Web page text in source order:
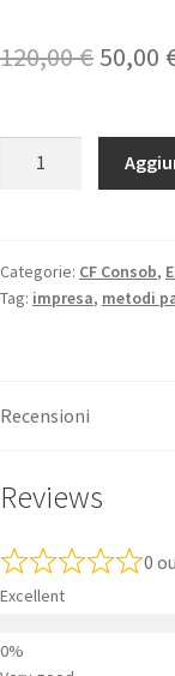
120,00€ 50,00
Categorie: CF Consob,
Tag: impresa, metodi
Recensioni
Reviews
0
Excellent